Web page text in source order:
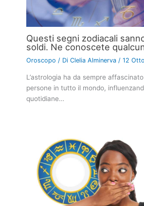
Questi segni zodiacali
soldi. Ne conoscete
Oroscopo / DiClelia Alminerva /12
L’astrologia ha da sempre
persone in tutto il mondo,
quotidiane…